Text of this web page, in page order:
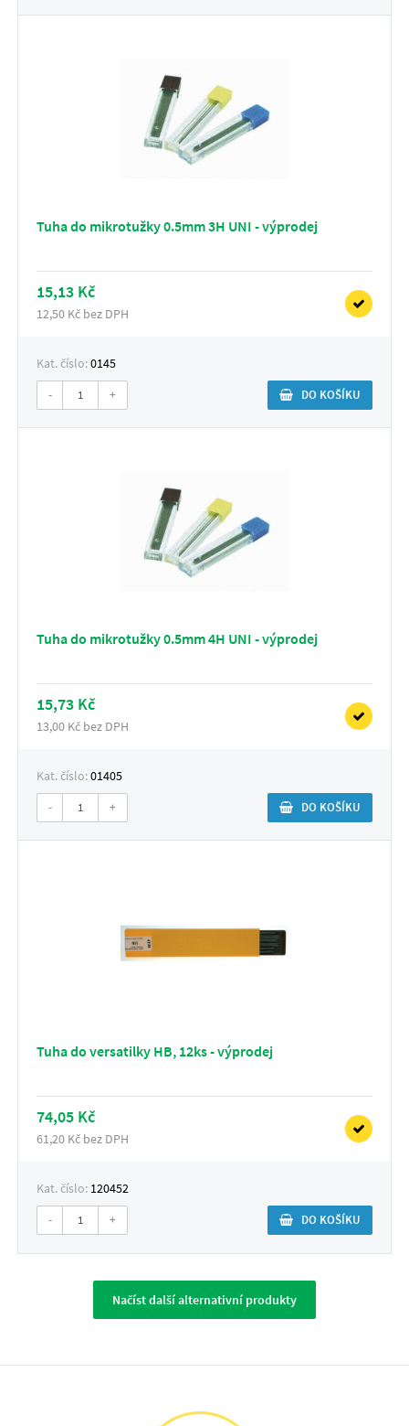
Tuha do mikrotužky 0.5mm 3H UNI - výprodej
15,13 Kč
12,50 Kč bez DPH
Kat. číslo:0145
- + DO KOŠÍKU
Tuha do mikrotužky 0.5mm 4H UNI - výprodej
15,73 Kč
13,00 Kč bez DPH
Kat. číslo:01405
- + DO KOŠÍKU
Tuha do versatilky HB, 12ks - výprodej
74,05 Kč
61,20 Kč bez DPH
Kat. číslo: 120452
- + DO KOŠÍKU
Načíst další alternativní produkty